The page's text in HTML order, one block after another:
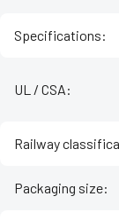
Specifications:
UL / CSA:
Railway
Packaging size: